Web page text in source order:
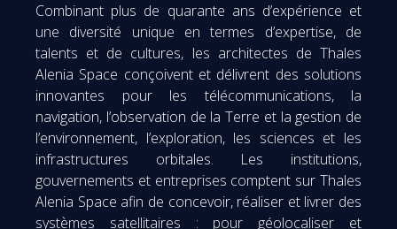
Combinant plus de quarante ans d’expérience et
une diversité unique en termes d’expertise, de
talents et de cultures, les architectes de Thales
Alenia Space conçoivent et délivrent des solutions
innovantes pour les télécommunications, la
navigation, l’observation de la Terre et la gestion de
l’environnement, l’exploration, les sciences et les
infrastructures orbitales. Les institutions,
gouvernements et entreprises comptent sur Thales
Alenia Space afin de concevoir, réaliser et livrer des
systèmes satellitaires : pour géolocaliser et